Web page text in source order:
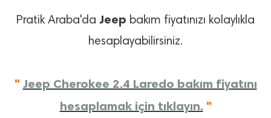
Pratik Araba'da Jeep bakım fiyatınızı kolaylıkla
hesaplayabilirsiniz.
" Jeep Cherokee 2.4 Laredo bakım fiyatını
hesaplamak için tıklayın. "